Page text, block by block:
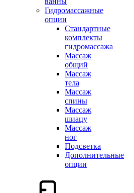
Гидромассажные
опции
Стандартные
комплекты
гидромассажа
Массаж
общий
Массаж
тела
Массаж
спины
Массаж
шиацу
Массаж
ног
Подсветка
Дополнительные
опции